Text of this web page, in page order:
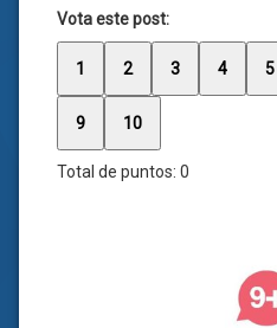
Vota este post:
1 2 3 4 5
9 10
Total de puntos: 0